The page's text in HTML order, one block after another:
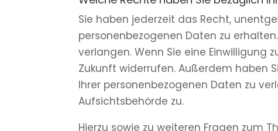
Sie haben jederzeit das Recht,
personenbezogenen Daten zu
verlangen. Wenn Sie eine Einwilligung
Zukunft widerrufen. Außerdem haben
Ihrer personenbezogenen Daten zu
Aufsichtsbehörde zu.
Hierzu sowie zu weiteren Fragen zum